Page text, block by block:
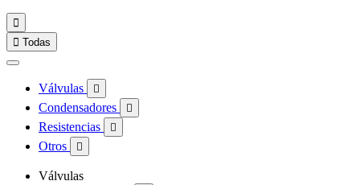

 Todas
Válvulas 
Condensadores 
Resistencias 
Otros 
Válvulas